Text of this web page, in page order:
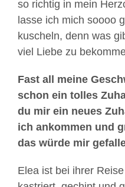
so richtig in mein
lasse ich mich soooo
kuscheln, denn was
viel Liebe zu
Fast all meine
schon ein tolles
du mir ein neues
ich ankommen und
das würde mir
Elea ist bei ihrer